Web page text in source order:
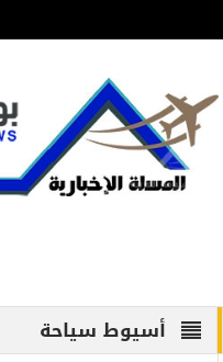
أسيوط سياحة